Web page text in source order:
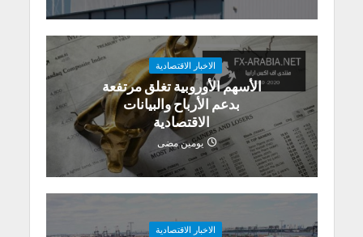
الاخبار الاقتصادية
الأسهم الأوروبية تغلق مرتفعة
بدعم الأرباح والبيانات
الاقتصادية
يومين مضى
الاخبار الاقتصادية